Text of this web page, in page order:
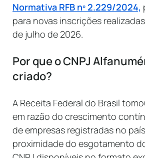
Normativa RFB nº 2.229/2024,
para novas inscrições
de julho de 2026.
Por que o CNPJ
criado?
A Receita Federal do Brasil
em razão do crescimento
de empresas registradas no
proximidade do esgotamento